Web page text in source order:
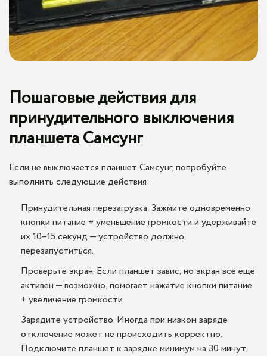
Пошаговые действия для
принудительного выключения
планшета Самсунг
Если не выключается планшет Самсунг, попробуйте
выполнить следующие действия:
Принудительная перезагрузка. Зажмите одновременно
кнопки питание + уменьшение громкости и удерживайте
их 10–15 секунд — устройство должно
перезапуститься.
Проверьте экран. Если планшет завис, но экран всё ещё
активен — возможно, помогает нажатие кнопки питание
+ увеличение громкости.
Зарядите устройство. Иногда при низком заряде
отключение может не происходить корректно.
Подключите планшет к зарядке минимум на 30 минут.